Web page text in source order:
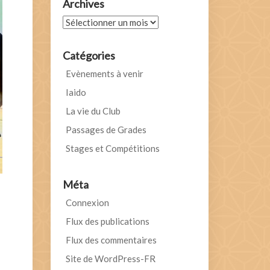
Archives
Archives
Catégories
Evènements à venir
Iaido
La vie du Club
Passages de Grades
Stages et Compétitions
Méta
Connexion
Flux des publications
Flux des commentaires
Site de WordPress-FR